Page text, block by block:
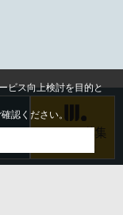
は
テナント募集
ビス向上検討を目的と
認ください。